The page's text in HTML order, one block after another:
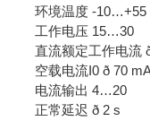
环境温度 -10…+55
工作电压 15…30
直流额定工作电流
空载电流I0 ð 70
电流输出 4…20
正常延迟 ð 2 s